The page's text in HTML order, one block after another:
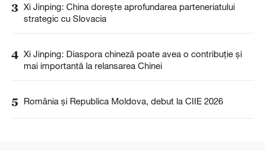
3 Xi Jinping: China dorește aprofundarea parteneriatului
strategic cu Slovacia
4 Xi Jinping: Diaspora chineză poate avea o contribuție și
mai importantă la relansarea Chinei
5 România și Republica Moldova, debut la CIIE 2026